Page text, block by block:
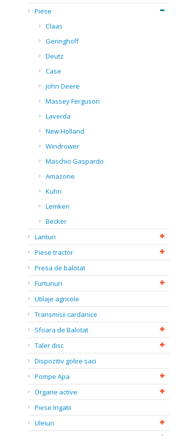
Piese
Claas
Geringhoff
Deutz
Case
John Deere
Massey Ferguson
Laverda
New Holland
Windrower
Maschio Gaspardo
Amazone
Kuhn
Lemken
Becker
Lanturi
Piese tractor
Presa de balotat
Furtunuri
Utilaje agricole
Transmisii cardanice
Sfoara de Balotat
Taler disc
Dispozitiv golire saci
Pompe Apa
Organe active
Piese Irigatii
Uleiuri